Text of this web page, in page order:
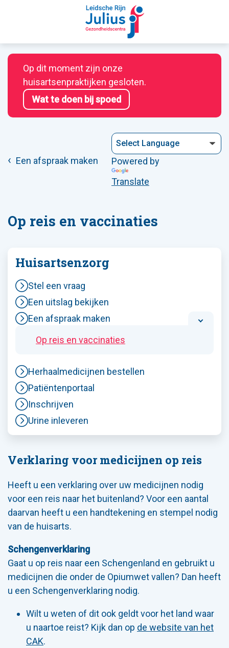
Op dit moment zijn onze
huisartsenpraktijken gesloten.
Wat te doen bij spoed
Een afspraak maken
Powered by
Translate
Op reis en vaccinaties
Huisartsenzorg
Stel een vraag
Een uitslag bekijken
Een afspraak maken
Op reis en vaccinaties
Herhaalmedicijnen bestellen
Patiëntenportaal
Inschrijven
Urine inleveren
Verklaring voor medicijnen op reis
Heeft u een verklaring over uw medicijnen nodig
voor een reis naar het buitenland? Voor een aantal
daarvan heeft u een handtekening en stempel nodig
van de huisarts.
Schengenverklaring
Gaat u op reis naar een Schengenland en gebruikt u
medicijnen die onder de Opiumwet vallen? Dan heeft
u een Schengenverklaring nodig.
Wilt u weten of dit ook geldt voor het land waar
u naartoe reist? Kijk dan op de website van het
CAK.